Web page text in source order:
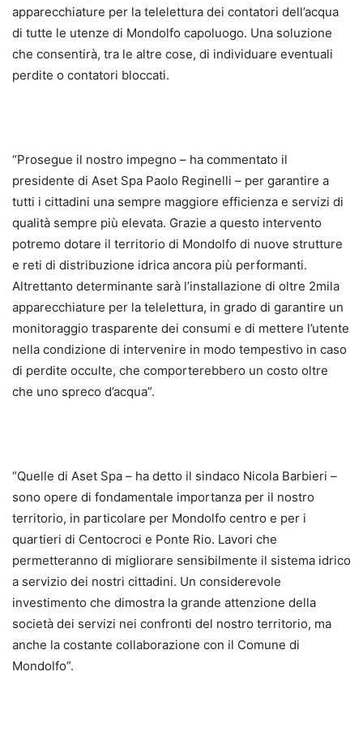
apparecchiature per la telelettura dei contatori dell’acqua
di tutte le utenze di Mondolfo capoluogo. Una soluzione
che consentirà, tra le altre cose, di individuare eventuali
perdite o contatori bloccati.
“Prosegue il nostro impegno – ha commentato il
presidente di Aset Spa Paolo Reginelli – per garantire a
tutti i cittadini una sempre maggiore efficienza e servizi di
qualità sempre più elevata. Grazie a questo intervento
potremo dotare il territorio di Mondolfo di nuove strutture
e reti di distribuzione idrica ancora più performanti.
Altrettanto determinante sarà l’installazione di oltre 2mila
apparecchiature per la telelettura, in grado di garantire un
monitoraggio trasparente dei consumi e di mettere l’utente
nella condizione di intervenire in modo tempestivo in caso
di perdite occulte, che comporterebbero un costo oltre
che uno spreco d’acqua”.
“Quelle di Aset Spa – ha detto il sindaco Nicola Barbieri –
sono opere di fondamentale importanza per il nostro
territorio, in particolare per Mondolfo centro e per i
quartieri di Centocroci e Ponte Rio. Lavori che
permetteranno di migliorare sensibilmente il sistema idrico
a servizio dei nostri cittadini. Un considerevole
investimento che dimostra la grande attenzione della
società dei servizi nei confronti del nostro territorio, ma
anche la costante collaborazione con il Comune di
Mondolfo”.